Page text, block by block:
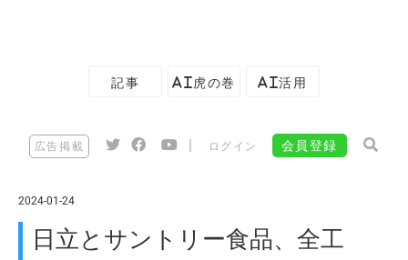
記事 AI虎の巻 AI活用
広告掲載 ログイン 会員登録
2024-01-24
日立とサントリー食品、全工